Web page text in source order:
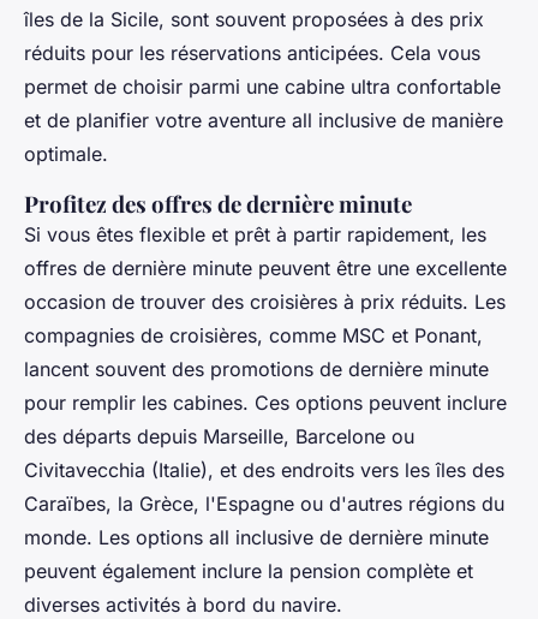
îles de la Sicile, sont souvent proposées à des prix
réduits pour les réservations anticipées. Cela vous
permet de choisir parmi une cabine ultra confortable
et de planifier votre aventure all inclusive de manière
optimale.
Profitez des offres de dernière minute
Si vous êtes flexible et prêt à partir rapidement, les
offres de dernière minute peuvent être une excellente
occasion de trouver des croisières à prix réduits. Les
compagnies de croisières, comme MSC et Ponant,
lancent souvent des promotions de dernière minute
pour remplir les cabines. Ces options peuvent inclure
des départs depuis Marseille, Barcelone ou
Civitavecchia (Italie), et des endroits vers les îles des
Caraïbes, la Grèce, l'Espagne ou d'autres régions du
monde. Les options all inclusive de dernière minute
peuvent également inclure la pension complète et
diverses activités à bord du navire.